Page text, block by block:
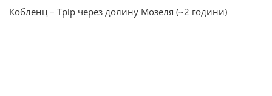
Кобленц – Трір через долину Мозеля (~2 години)